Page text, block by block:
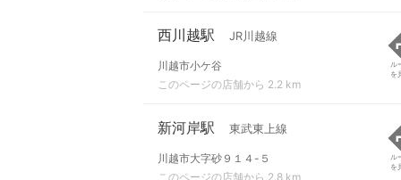
西川越駅 JR川越線
川越市小ケ谷
このページの店舗から 2.2 km
ル
を
新河岸駅 東武東上線
川越市大字砂９１４-５
このページの店舗から 2.8 km
ル
を